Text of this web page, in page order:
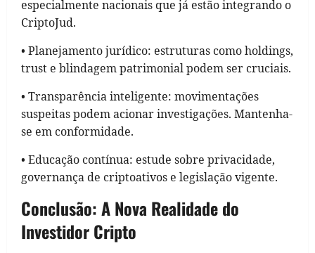
especialmente nacionais que já estão integrando o
CriptoJud.
• Planejamento jurídico: estruturas como holdings,
trust e blindagem patrimonial podem ser cruciais.
• Transparência inteligente: movimentações
suspeitas podem acionar investigações. Mantenha-
se em conformidade.
• Educação contínua: estude sobre privacidade,
governança de criptoativos e legislação vigente.
Conclusão: A Nova Realidade do
Investidor Cripto